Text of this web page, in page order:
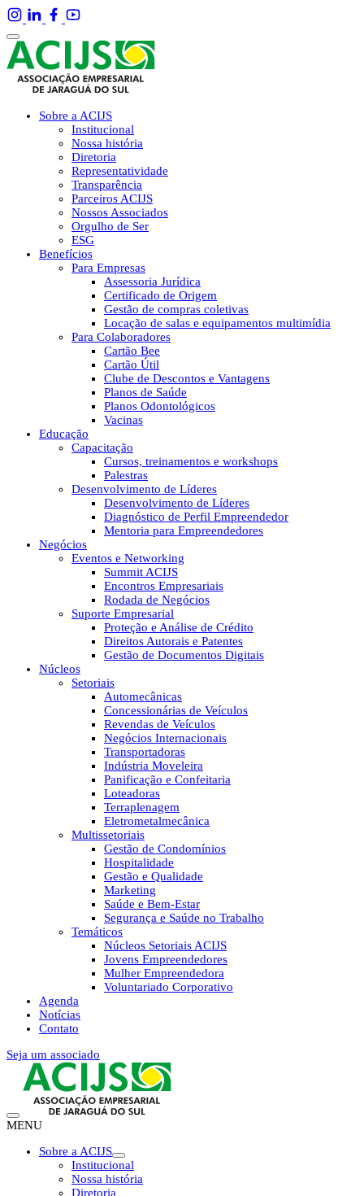
Sobre a ACIJS
Institucional
Nossa história
Diretoria
Representatividade
Transparência
Parceiros ACIJS
Nossos Associados
Orgulho de Ser
ESG
Benefícios
Para Empresas
Assessoria Jurídica
Certificado de Origem
Gestão de compras coletivas
Locação de salas e equipamentos multimídia
Para Colaboradores
Cartão Bee
Cartão Útil
Clube de Descontos e Vantagens
Planos de Saúde
Planos Odontológicos
Vacinas
Educação
Capacitação
Cursos, treinamentos e workshops
Palestras
Desenvolvimento de Líderes
Desenvolvimento de Líderes
Diagnóstico de Perfil Empreendedor
Mentoria para Empreendedores
Negócios
Eventos e Networking
Summit ACIJS
Encontros Empresariais
Rodada de Negócios
Suporte Empresarial
Proteção e Análise de Crédito
Direitos Autorais e Patentes
Gestão de Documentos Digitais
Núcleos
Setoriais
Automecânicas
Concessionárias de Veículos
Revendas de Veículos
Negócios Internacionais
Transportadoras
Indústria Moveleira
Panificação e Confeitaria
Loteadoras
Terraplenagem
Eletrometalmecânica
Multissetoriais
Gestão de Condomínios
Hospitalidade
Gestão e Qualidade
Marketing
Saúde e Bem-Estar
Segurança e Saúde no Trabalho
Temáticos
Núcleos Setoriais ACIJS
Jovens Empreendedores
Mulher Empreendedora
Voluntariado Corporativo
Agenda
Notícias
Contato
Seja um associado
MENU
Sobre a ACIJS
Institucional
Nossa história
Diretoria